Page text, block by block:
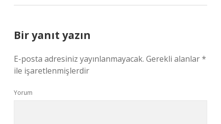
Bir yanıt yazın
E-posta adresiniz yayınlanmayacak. Gerekli alanlar*
ile işaretlenmişlerdir
Yorum